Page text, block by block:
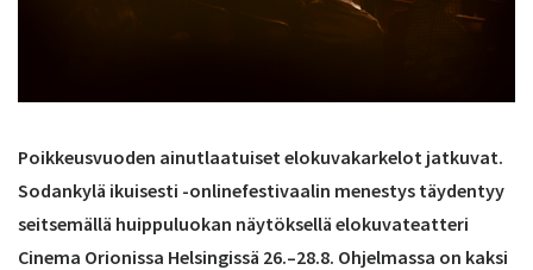
Poikkeusvuoden ainutlaatuiset elokuvakarkelot jatkuvat.
Sodankylä ikuisesti -onlinefestivaalin menestys täydentyy
seitsemällä huippuluokan näytöksellä elokuvateatteri
Cinema Orionissa Helsingissä 26.–28.8. Ohjelmassa on kaksi